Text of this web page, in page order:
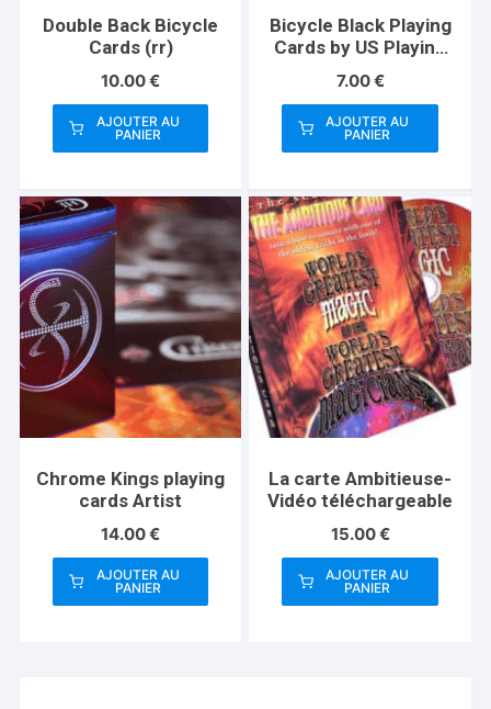
Double Back Bicycle
Cards (rr)
10.00€
AJOUTER AU
PANIER
Bicycle Black Playing
Cards by US Playing
7.00€
AJOUTER AU
PANIER
Chrome Kings playing
cards Artist
14.00€
AJOUTER AU
PANIER
La carte Ambitieuse-
Vidéo téléchargeable
15.00€
AJOUTER AU
PANIER